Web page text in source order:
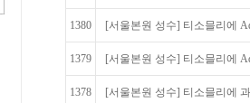
1380 [서울본원 성수] 티소믈리에
1379 [서울본원 성수] 티소믈리에
1378 [서울본원 성수] 티소믈리에